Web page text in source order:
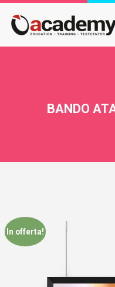
BANDO
In offerta!